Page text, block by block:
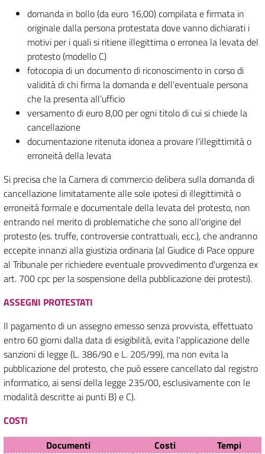
domanda in bollo (da euro 16,00) compilata e firmata in
originale dalla persona protestata dove vanno dichiarati i
motivi per i quali si ritiene illegittima o erronea la levata del
protesto (modello C)
fotocopia di un documento di riconoscimento in corso di
validità di chi firma la domanda e dell’eventuale persona
che la presenta all’ufficio
versamento di euro 8,00 per ogni titolo di cui si chiede la
cancellazione
documentazione ritenuta idonea a provare l'illegittimità o
erroneità della levata
Si precisa che la Camera di commercio delibera sulla domanda di
cancellazione limitatamente alle sole ipotesi di illegittimità o
erroneità formale e documentale della levata del protesto, non
entrando nel merito di problematiche che sono all'origine del
protesto (es. truffe, controversie contrattuali, ecc.), che andranno
eccepite innanzi alla giustizia ordinaria (al Giudice di Pace oppure
al Tribunale per richiedere eventuale provvedimento d'urgenza ex
art. 700 cpc per la sospensione della pubblicazione dei protesti).
ASSEGNI PROTESTATI
Il pagamento di un assegno emesso senza provvista, effettuato
entro 60 giorni dalla data di esigibilità, evita l'applicazione delle
sanzioni di legge (L. 386/90 e L. 205/99), ma non evita la
pubblicazione del protesto, che può essere cancellato dal registro
informatico, ai sensi della legge 235/00, esclusivamente con le
modalità descritte ai punti B) e C).
COSTI
Documenti Costi Tempi